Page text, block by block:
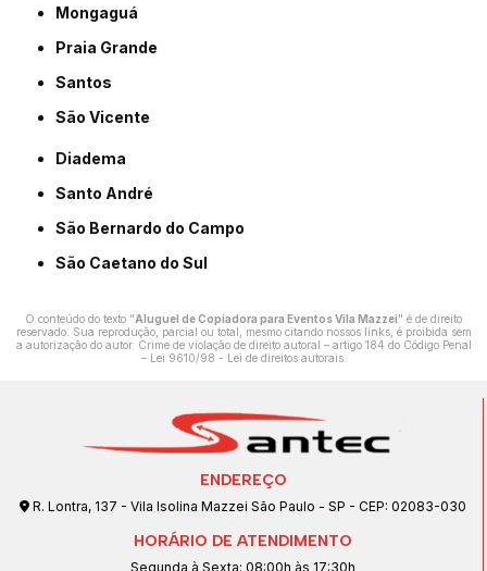
Mongaguá
Praia Grande
Santos
São Vicente
Diadema
Santo André
São Bernardo do Campo
São Caetano do Sul
O conteúdo do texto "Aluguel de Copiadora para Eventos Vila Mazzei" é de direito
reservado. Sua reprodução, parcial ou total, mesmo citando nossos links, é proibida sem
a autorização do autor. Crime de violação de direito autoral – artigo 184 do Código Penal
– Lei 9610/98 - Lei de direitos autorais.
ENDEREÇO
R. Lontra, 137 - Vila Isolina Mazzei São Paulo - SP - CEP: 02083-030
HORÁRIO DE ATENDIMENTO
Segunda à Sexta: 08:00h às 17:30h